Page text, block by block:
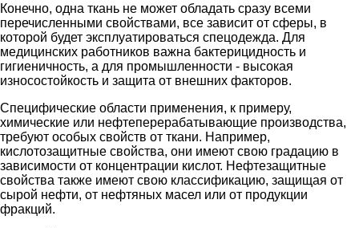
Конечно, одна ткань не может обладать сразу всеми
перечисленными свойствами, все зависит от сферы, в
которой будет эксплуатироваться спецодежда. Для
медицинских работников важна бактерицидность и
гигиеничность, а для промышленности - высокая
износостойкость и защита от внешних факторов.
Специфические области применения, к примеру,
химические или нефтеперерабатывающие производства,
требуют особых свойств от ткани. Например,
кислотозащитные свойства, они имеют свою градацию в
зависимости от концентрации кислот. Нефтезащитные
свойства также имеют свою классификацию, защищая от
сырой нефти, от нефтяных масел или от продукции
фракций.